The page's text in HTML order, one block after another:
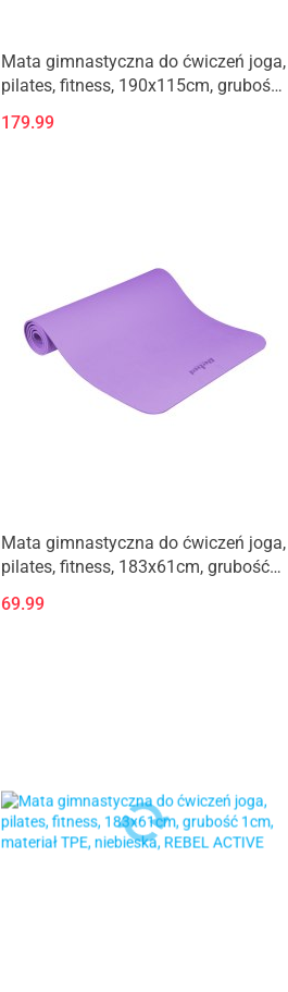
Mata gimnastyczna do ćwiczeń joga,
pilates, fitness, 190x115cm, grubość
ACTIVE
179.99
Mata gimnastyczna do ćwiczeń joga,
pilates, fitness, 183x61cm, grubość
ACTIVE
69.99